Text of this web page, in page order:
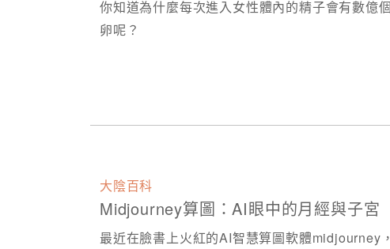
你知道為什麼每次進入女性體內的精子會有數億
卵呢？
大陰百科
Midjourney算圖：AI眼中的月經與子宮
最近在臉書上火紅的AI智慧算圖軟體midjourney